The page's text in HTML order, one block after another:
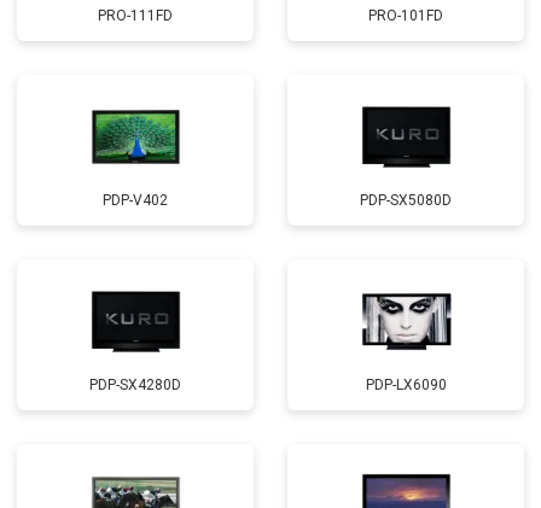
PRO-111FD PRO-101FD
PDP-V402 PDP-SX5080D
PDP-SX4280D PDP-LX6090